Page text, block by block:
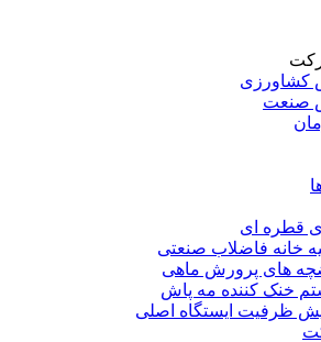
کشاورزی
صنعت
قطره ای
خانه فاضلاب صنعتی
های پرورش ماهی
خنک کننده مه پاش
ظرفیت ایستگاه اصلی